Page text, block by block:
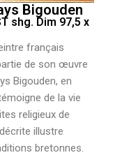
Bigouden
shg. Dim 97,5 x
français
de son œuvre
Bigouden, en
de la vie
religieux de
illustre
bretonnes.